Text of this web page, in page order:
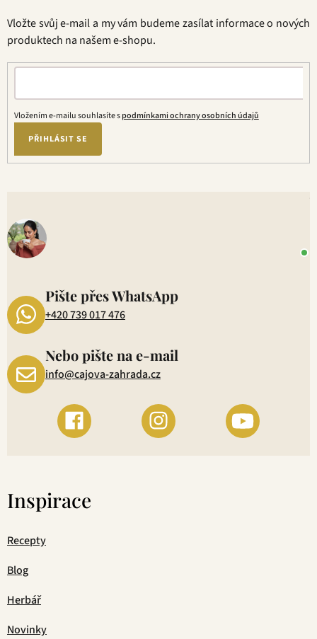
Vložte svůj e-mail a my vám budeme zasílat informace o nových
produktech na našem e-shopu.
Vložením e-mailu souhlasíte spodmínkami ochrany osobních údajů
PŘIHLÁSIT SE
Pište přes WhatsApp
+420 739 017 476
Nebo pište na e-mail
info@cajova-zahrada.cz
Inspirace
Recepty
Blog
Herbář
Novinky